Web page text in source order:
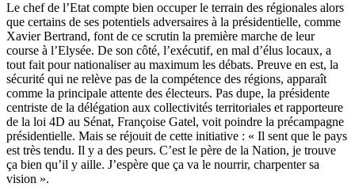
Le chef de l’Etat compte bien occuper le terrain des régionales alors
que certains de ses potentiels adversaires à la présidentielle, comme
Xavier Bertrand, font de ce scrutin la première marche de leur
course à l’Elysée. De son côté, l’exécutif, en mal d’élus locaux, a
tout fait pour nationaliser au maximum les débats. Preuve en est, la
sécurité qui ne relève pas de la compétence des régions, apparaît
comme la principale attente des électeurs. Pas dupe, la présidente
centriste de la délégation aux collectivités territoriales et rapporteure
de la loi 4D au Sénat, Françoise Gatel, voit poindre la précampagne
présidentielle. Mais se réjouit de cette initiative : « Il sent que le pays
est très tendu. Il y a des peurs. C’est le père de la Nation, je trouve
ça bien qu’il y aille. J’espère que ça va le nourrir, charpenter sa
vision ».